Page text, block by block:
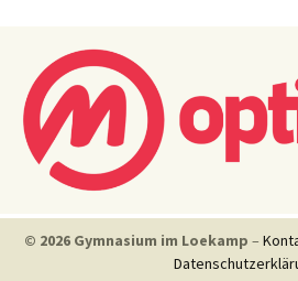
© 2026 Gymnasium im Loekamp –